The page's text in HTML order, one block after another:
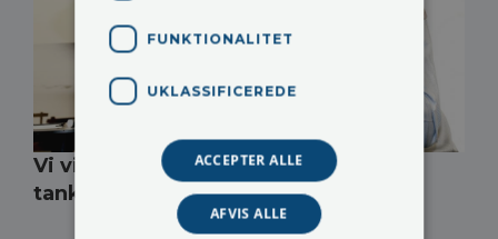
Vi vil gerne forstyrre deltagernes
tankegang - men ikke overtage den.
FUNKTIONALITET
UKLASSIFICEREDE
ACCEPTER ALLE
AFVIS ALLE